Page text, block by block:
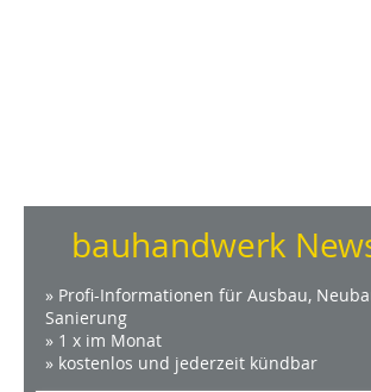
bauhandwerk
» Profi-Informationen für Ausbau,
Sanierung
» 1 x im Monat
» kostenlos und jederzeit kündbar